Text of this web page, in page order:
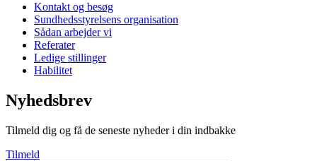
Kontakt og besøg
Sundhedsstyrelsens organisation
Sådan arbejder vi
Referater
Ledige stillinger
Habilitet
Nyhedsbrev
Tilmeld dig og få de seneste nyheder i din indbakke
Tilmeld